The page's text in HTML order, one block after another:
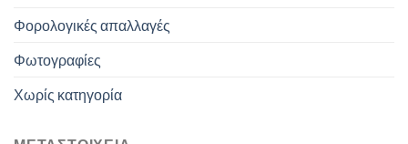
Φορολογικές απαλλαγές
Φωτογραφίες
Χωρίς κατηγορία